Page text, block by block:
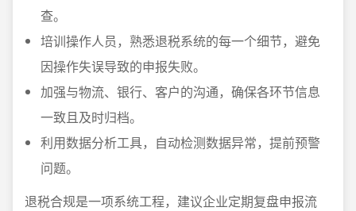
查。
培训操作人员，熟悉退税系统的每一个细节，避免
因操作失误导致的申报失败。
加强与物流、银行、客户的沟通，确保各环节信息
一致且及时归档。
利用数据分析工具，自动检测数据异常，提前预警
问题。
退税合规是一项系统工程，建议企业定期复盘申报流